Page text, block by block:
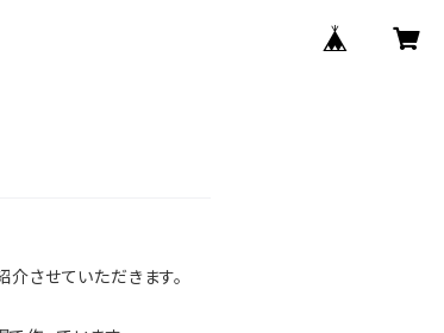
させていただきます。